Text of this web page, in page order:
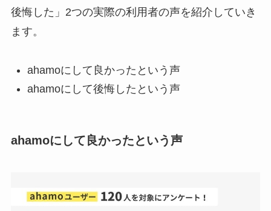
後悔した」2つの実際の利用者の声を紹介していき
ます。
ahamoにして良かったという声
ahamoにして後悔したという声
ahamoにして良かったという声